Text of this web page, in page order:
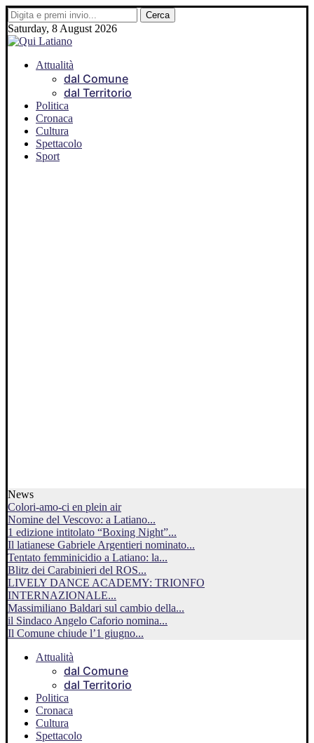
Saturday, 8 August 2026
Attualità
dal Comune
dal Territorio
Politica
Cronaca
Cultura
Spettacolo
Sport
News
Colori-amo-ci en plein air
Nomine del Vescovo: a Latiano...
1 edizione intitolato “Boxing Night”...
Il latianese Gabriele Argentieri nominato...
Tentato femminicidio a Latiano: la...
Blitz dei Carabinieri del ROS...
LIVELY DANCE ACADEMY: TRIONFO
INTERNAZIONALE...
Massimiliano Baldari sul cambio della...
il Sindaco Angelo Caforio nomina...
Il Comune chiude l’1 giugno...
Attualità
dal Comune
dal Territorio
Politica
Cronaca
Cultura
Spettacolo